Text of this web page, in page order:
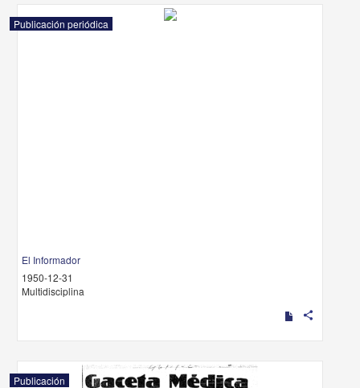
Publicación periódica
El Informador
1950-12-31
Multidisciplina
share
Publicación